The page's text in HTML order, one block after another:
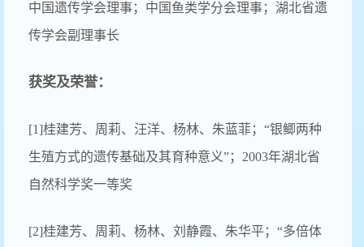
中国遗传学会理事；中国鱼类学分会理事；湖北省遗
传学会副理事长
获奖及荣誉：
[1]桂建芳、周莉、汪洋、杨林、朱蓝菲；“银鲫两种
生殖方式的遗传基础及其育种意义”；2003年湖北省
自然科学奖一等奖
[2]桂建芳、周莉、杨林、刘静霞、朱华平；“多倍体